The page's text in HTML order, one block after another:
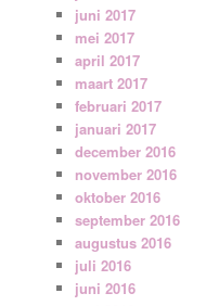
juni 2017
mei 2017
april 2017
maart 2017
februari 2017
januari 2017
december 2016
november 2016
oktober 2016
september 2016
augustus 2016
juli 2016
juni 2016